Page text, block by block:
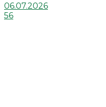
06.07.2026
56